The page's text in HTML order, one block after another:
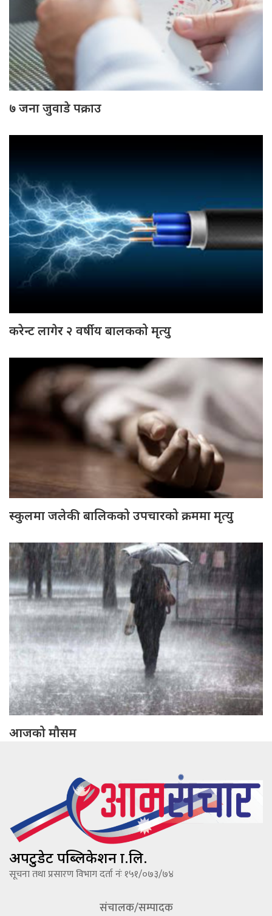
७ जना जुवाडे पक्राउ
करेन्ट लागेर २ वर्षीय बालकको मृत्यु
स्कुलमा जलेकी बालिकको उपचारको क्रममा मृत्यु
आजको मौसम
अपटुडेट पब्लिकेशन प्रा.लि.
सूचना तथा प्रसारण विभाग दर्ता नंः १५१/०७३/७४
संचालक/सम्पादक